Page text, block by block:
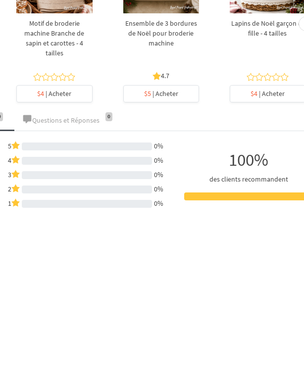
Motif de broderie
machine Branche de
sapin et carottes - 4
tailles
$4 | Acheter
Ensemble de 3 bordures
de Noël pour broderie
machine
4.7
$5| Acheter
Lapins de Noël garçon et
fille - 4 tailles
$4| Acheter
Questions et Réponses 0
5
0%
4
0%
3
0%
2
0%
1
0%
100%
des clients recommandent